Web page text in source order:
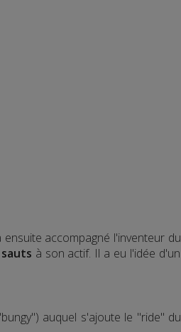
accompagné l'inventeur du
à son actif. Il a eu l'idée d'un
auquel s'ajoute le "ride" du